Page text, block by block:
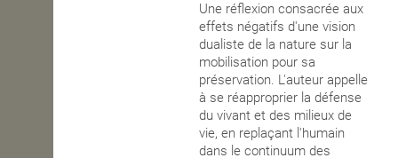
Une réflexion consacrée aux
effets négatifs d'une vision
dualiste de la nature sur la
mobilisation pour sa
préservation. L'auteur appelle
à se réapproprier la défense
du vivant et des milieux de
vie, en replaçant l'humain
dans le continuum des